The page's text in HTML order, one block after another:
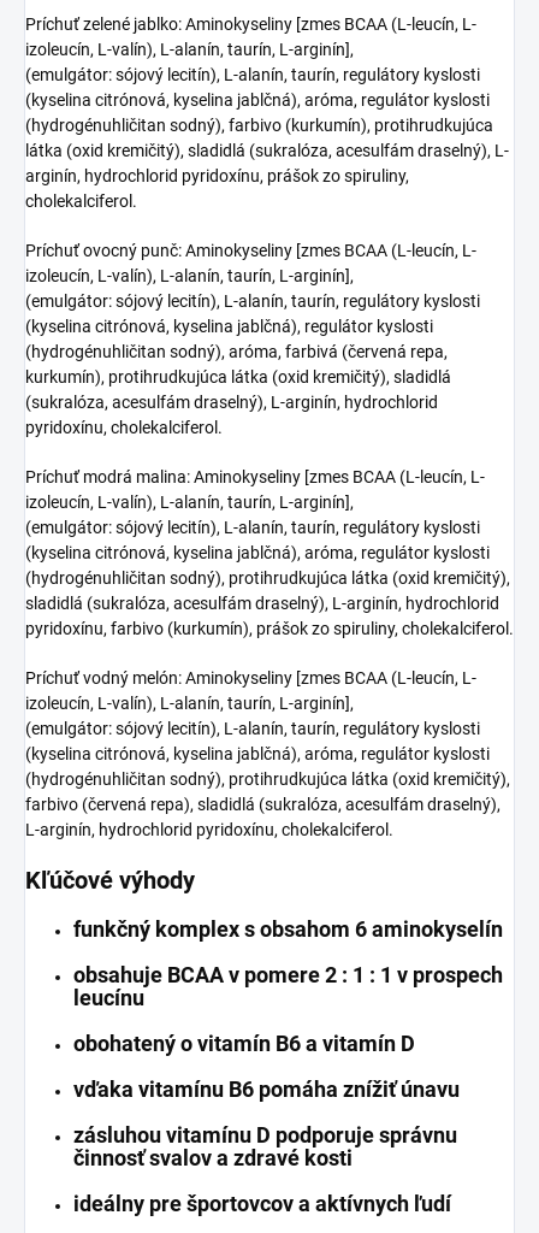
Príchuť zelené jablko:Aminokyseliny [zmes BCAA (L-leucín, L-
izoleucín, L-valín), L-alanín, taurín, L-arginín],
(emulgátor: sójový lecitín), L-alanín, taurín, regulátory kyslosti
(kyselina citrónová, kyselina jablčná), aróma, regulátor kyslosti
(hydrogénuhličitan sodný), farbivo (kurkumín), protihrudkujúca
látka (oxid kremičitý), sladidlá (sukralóza, acesulfám draselný), L-
arginín, hydrochlorid pyridoxínu, prášok zo spiruliny,
cholekalciferol.
Príchuť ovocný punč:Aminokyseliny [zmes BCAA (L-leucín, L-
izoleucín, L-valín), L-alanín, taurín, L-arginín],
(emulgátor: sójový lecitín), L-alanín, taurín, regulátory kyslosti
(kyselina citrónová, kyselina jablčná), regulátor kyslosti
(hydrogénuhličitan sodný), aróma, farbivá (červená repa,
kurkumín), protihrudkujúca látka (oxid kremičitý), sladidlá
(sukralóza, acesulfám draselný), L-arginín, hydrochlorid
pyridoxínu, cholekalciferol.
Príchuť modrá malina:Aminokyseliny [zmes BCAA (L-leucín, L-
izoleucín, L-valín), L-alanín, taurín, L-arginín],
(emulgátor: sójový lecitín), L-alanín, taurín, regulátory kyslosti
(kyselina citrónová, kyselina jablčná), aróma, regulátor kyslosti
(hydrogénuhličitan sodný), protihrudkujúca látka (oxid kremičitý),
sladidlá (sukralóza, acesulfám draselný), L-arginín, hydrochlorid
pyridoxínu, farbivo (kurkumín), prášok zo spiruliny, cholekalciferol.
Príchuť vodný melón:Aminokyseliny [zmes BCAA (L-leucín, L-
izoleucín, L-valín), L-alanín, taurín, L-arginín],
(emulgátor: sójový lecitín), L-alanín, taurín, regulátory kyslosti
(kyselina citrónová, kyselina jablčná), aróma, regulátor kyslosti
(hydrogénuhličitan sodný), protihrudkujúca látka (oxid kremičitý),
farbivo (červená repa), sladidlá (sukralóza, acesulfám draselný),
L-arginín, hydrochlorid pyridoxínu, cholekalciferol.
Kľúčové výhody
funkčný komplex s obsahom 6 aminokyselín
obsahuje BCAA v pomere 2 : 1 : 1 v prospech
leucínu
obohatený o vitamín B6 a vitamín D
vďaka vitamínu B6 pomáha znížiť únavu
zásluhou vitamínu D podporuje správnu
činnosť svalov a zdravé kosti
ideálny pre športovcov a aktívnych ľudí